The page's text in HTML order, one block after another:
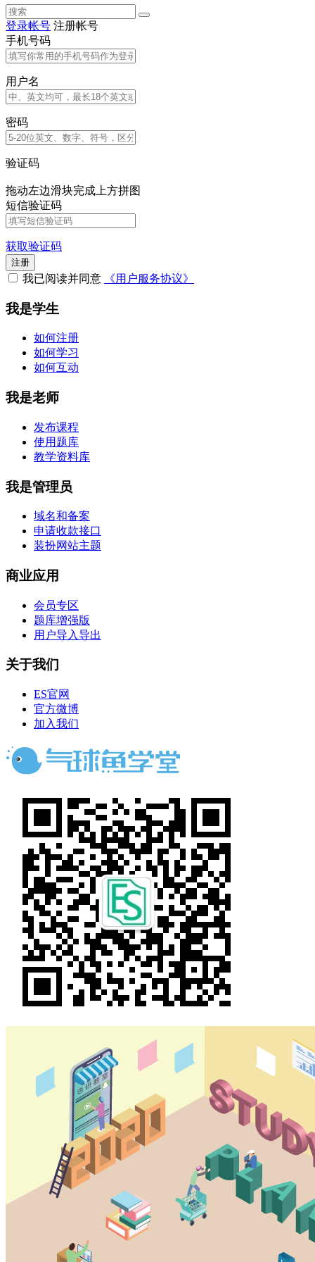
登录帐号 注册帐号
手机号码
用户名
密码
验证码
拖动左边滑块完成上方拼图
短信验证码
获取验证码
注册
我已阅读并同意 《用户服务协议》
我是学生
如何注册
如何学习
如何互动
我是老师
发布课程
使用题库
教学资料库
我是管理员
域名和备案
申请收款接口
装扮网站主题
商业应用
会员专区
题库增强版
用户导入导出
关于我们
ES官网
官方微博
加入我们